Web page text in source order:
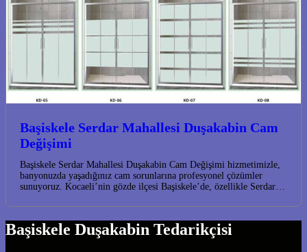
Başiskele Serdar Mahallesi Duşakabin Cam
Değişimi
Başiskele Serdar Mahallesi Duşakabin Cam Değişimi hizmetimizle,
banyonuzda yaşadığınız cam sorunlarına profesyonel çözümler
sunuyoruz. Kocaeli’nin gözde ilçesi Başiskele’de, özellikle Serdar…
Başiskele Duşakabin Tedarikçisi